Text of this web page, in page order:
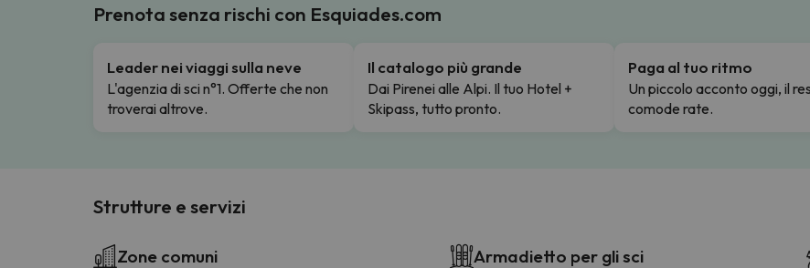
Prenota senza rischi con Esquiades.com
Leader nei viaggi sulla neve
L'agenzia di sci n°1. Offerte che non
troverai altrove.
Il catalogo più grande
Dai Pirenei alle Alpi. Il tuo Hotel +
Skipass, tutto pronto.
Paga al tuo ritmo
Un piccolo acconto oggi, il
comode rate.
Strutture e servizi
Zone comuni Armadietto per gli sci